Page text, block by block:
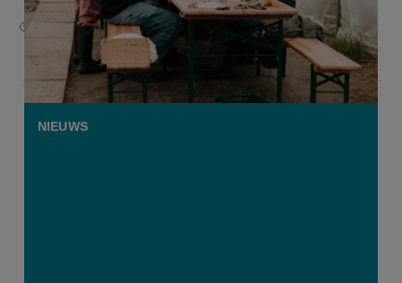
15 DECEMBER 2025
NIEUWS